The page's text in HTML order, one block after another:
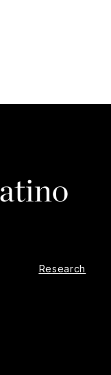
Research